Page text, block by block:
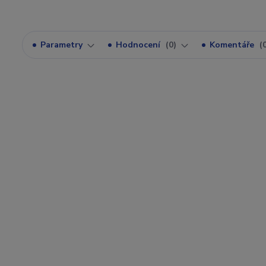
Parametry Hodnocení 0 Komentáře